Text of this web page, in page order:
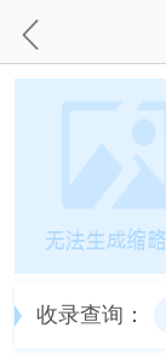
收录查询：